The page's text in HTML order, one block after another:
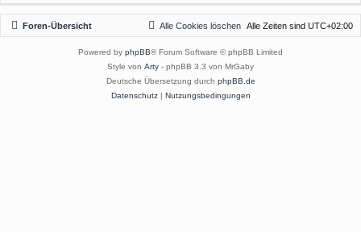
Foren-Übersicht Alle Zeiten sind UTC+02:00
Alle Cookies löschen
Powered by phpBB® Forum Software © phpBB Limited
Style von Arty - phpBB 3.3 von MrGaby
Deutsche Übersetzung durch phpBB.de
Datenschutz| Nutzungsbedingungen